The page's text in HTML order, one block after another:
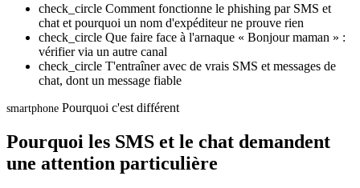
check_circle Comment fonctionne le phishing par SMS et
chat et pourquoi un nom d'expéditeur ne prouve rien
check_circle Que faire face à l'arnaque « Bonjour maman » :
vérifier via un autre canal
check_circle T'entraîner avec de vrais SMS et messages de
chat, dont un message fiable
smartphone Pourquoi c'est différent
Pourquoi les SMS et le chat demandent
une attention particulière